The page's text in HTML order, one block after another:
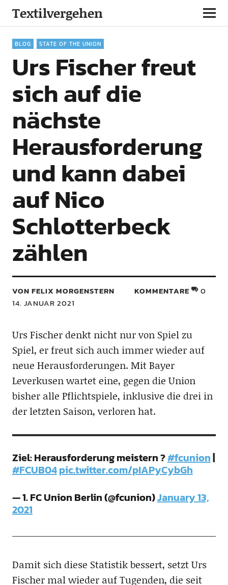
Textilvergehen
BLOG STATE OF THE UNION
Urs Fischer freut
sich auf die
nächste
Herausforderung
und kann dabei
auf Nico
Schlotterbeck
zählen
VON FELIX MORGENSTERN
14. JANUAR 2021
KOMMENTARE 0
Urs Fischer denkt nicht nur von Spiel zu
Spiel, er freut sich auch immer wieder auf
neue Herausforderungen. Mit Bayer
Leverkusen wartet eine, gegen die Union
bisher alle Pflichtspiele, inklusive die drei in
der letzten Saison, verloren hat.
Ziel: Herausforderung meistern ?#fcunion|
#FCUB04pic.twitter.com/pIAPyCybGh
— 1. FC Union Berlin (@fcunion)January 13,
2021
Damit sich diese Statistik bessert, setzt Urs
Fischer mal wieder auf Tugenden, die seit